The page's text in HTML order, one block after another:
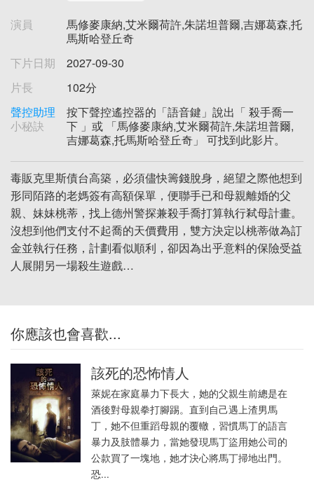
演員
馬修麥康納,艾米爾荷許,朱諾坦普爾,吉娜葛森,托
馬斯哈登丘奇
下片日期
2027-09-30
片長
102分
聲控助理
小秘訣
按下聲控遙控器的「語音鍵」說出「 殺手喬一
下 」或 「馬修麥康納,艾米爾荷許,朱諾坦普爾,
吉娜葛森,托馬斯哈登丘奇」 可找到此影片。
毒販克里斯債台高築，必須儘快籌錢脫身，絕望之際他想到
形同陌路的老媽簽有高額保單，便聯手已和母親離婚的父
親、妹妹桃蒂，找上德州警探兼殺手喬打算執行弒母計畫。
沒想到他們支付不起喬的天價費用，雙方決定以桃蒂做為訂
金並執行任務，計劃看似順利，卻因為出乎意料的保險受益
人展開另一場殺生遊戲…
你應該也會喜歡...
該死的恐怖情人
萊妮在家庭暴力下長大，她的父親生前總是在
酒後對母親拳打腳踢。直到自己遇上渣男馬
丁，她不但重蹈母親的覆轍，習慣馬丁的語言
暴力及肢體暴力，當她發現馬丁盜用她公司的
公款買了一塊地，她才決心將馬丁掃地出門。
恐...